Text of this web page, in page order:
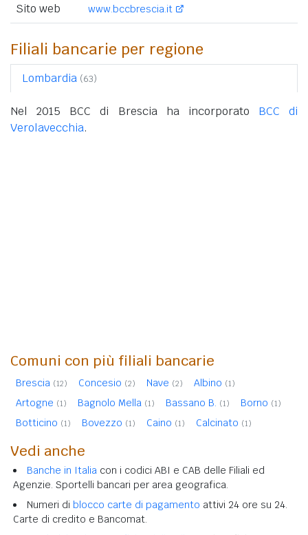
Sito web www.bccbrescia.it
Filiali bancarie per regione
Lombardia (63)
Nel 2015 BCC di Brescia ha incorporato BCC di
Verolavecchia.
Comuni con più filiali bancarie
Brescia (12) Concesio (2) Nave (2) Albino (1)
Artogne (1) Bagnolo Mella (1) Bassano B. (1) Borno (1)
Botticino (1) Bovezzo (1) Caino (1) Calcinato (1)
Vedi anche
Banche in Italia con i codici ABI e CAB delle Filiali ed
Agenzie. Sportelli bancari per area geografica.
Numeri di blocco carte di pagamento attivi 24 ore su 24.
Carte di credito e Bancomat.